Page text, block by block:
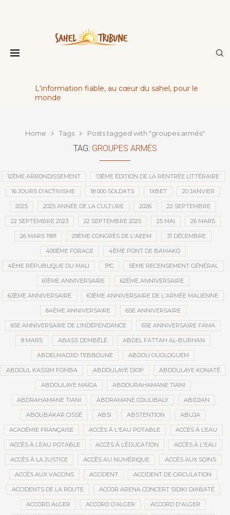
L'information fiable, au cœur du sahel, pour le
monde
Home Tags Posts tagged with "groupes armés"
TAG: GROUPES ARMÉS
12ÈME ARRONDISSEMENT 13ÈME ÉDITION DE LA RENTRÉE LITTÉRAIRE
16 JOURS D'ACTIVISME 18 000 SOLDATS 1XBET 20 JANVIER
2025 2025 ANNÉE DE LA CULTURE 2026 22 SEPTEMBRE
22 SEPTEMBRE 2023 22 SEPTEMBRE 2025 25 MAI 26 MARS
26 MARS 1991 29ÈME CONGRÈS DE L'AEEM 31 DÉCEMBRE
400ÈME FORAGE 4ÈME PONT DE BAMAKO
4ÈME RÉPUBLIQUE DU MALI 5°C 5ÈME RECENSEMENT GÉNÉRAL
61ÈME ANNIVERSAIRE 62ÈME ANNIVERSAIRE
63ÈME ANNIVERSAIRE 63ÈME ANNIVERSAIRE DE L'ARMÉE MALIENNE
64ÈME ANNIVERSAIRE 65E ANNIVERSAIRE
65E ANNIVERSAIRE DE L’INDÉPENDANCE 65E ANNIVERSAIRE FAMA
8 MARS ABASS DEMBÉLÉ ABDEL FATTAH AL-BURHAN
ABDELMADJID TEBBOUNE ABDOU OUOLOGUEM
ABDOUL KASSIM FOMBA ABDOULAYE DIOP ABDOULAYE KONATÉ
ABDOULAYE MAÏGA ABDOURAHAMANE TIANI
ABDRAHAMANE TIANI ABDRAMANE COULIBALY ABIDJAN
ABOUBAKAR CISSÉ ABSI ABSTENTION ABUJA
ACADÉMIE FRANÇAISE ACCÈS À L'EAU POTABLE ACCÈS À L’EAU
ACCÈS À L’EAU POTABLE ACCÈS À L’ÉDUCATION ACCÈS À L'EAU
ACCÈS À LA JUSTICE ACCÈS AU NUMÉRIQUE ACCÈS AUX SOINS
ACCÈS AUX VACCINS ACCIDENT ACCIDENT DE CIRCULATION
ACCIDENTS DE LA ROUTE ACCOR ARENA CONCERT SIDIKI DIABATÉ
ACCORD ALGER ACCORD D’ALGER ACCORD D'ALGER